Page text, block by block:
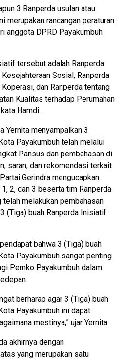
3 Ranperda usulan atau
merupakan rancangan peraturan
anggota DPRD Payakumbuh
tersebut adalah Ranperda
Sosial, Ranperda
dan Ranperda tentang
Kualitas terhadap Perumahan
Hamdi.
Yernita menyampaikan 3
Payakumbuh telah melalui
Pansus dan pembahasan di
saran, dan rekomendasi terkait
Gerindra mengucapkan
2, dan 3 beserta tim Ranperda
melakukan pembahasan
(Tiga) buah Ranperda Inisiatif
bahwa 3 (Tiga) buah
Payakumbuh sangat penting
Pemko Payakumbuh dalam
berharap agar 3 (Tiga) buah
Payakumbuh ini dapat
mestinya,” ujar Yernita.
akhirnya dengan
yang merupakan satu